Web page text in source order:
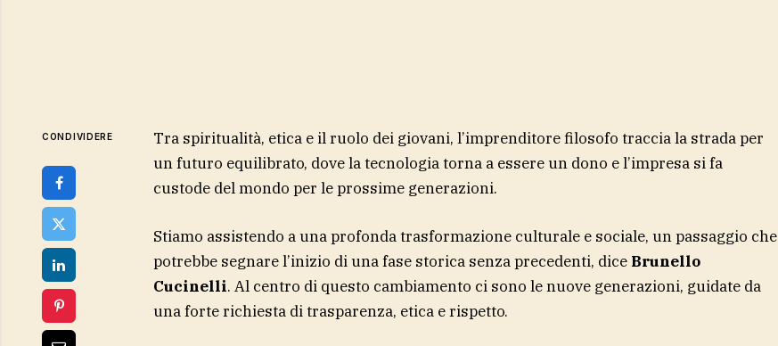
CONDIVIDERE
Tra spiritualità, etica e il ruolo dei giovani, l’imprenditore filosofo traccia la strada per
un futuro equilibrato, dove la tecnologia torna a essere un dono e l’impresa si fa
custode del mondo per le prossime generazioni.
Stiamo assistendo a una profonda trasformazione culturale e sociale, un passaggio che
potrebbe segnare l’inizio di una fase storica senza precedenti, dice Brunello
Cucinelli. Al centro di questo cambiamento ci sono le nuove generazioni, guidate da
una forte richiesta di trasparenza, etica e rispetto.